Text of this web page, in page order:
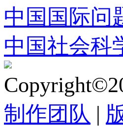
中国国际问
中国社会科
制作团队 |